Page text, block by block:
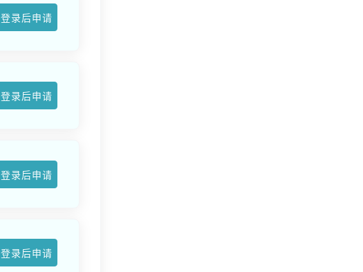
登录后申请
登录后申请
登录后申请
登录后申请